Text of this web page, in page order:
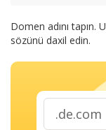
Domen adını
sözünü daxil edin.